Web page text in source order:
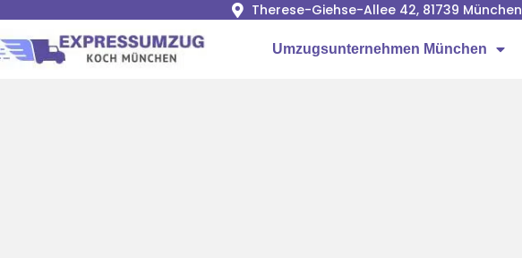
Therese-Giehse-Allee 42, 81739 München
Umzugsunternehmen München